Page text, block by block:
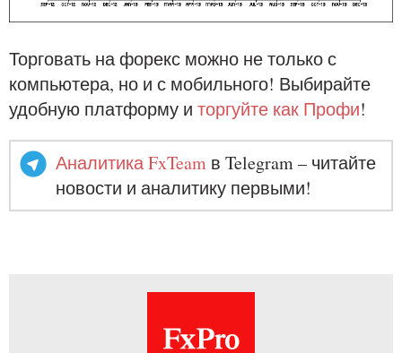
Торговать на форекс можно не только с
компьютера, но и с мобильного! Выбирайте
удобную платформу и торгуйте как Профи!
Аналитика FxTeam в Telegram – читайте
новости и аналитику первыми!